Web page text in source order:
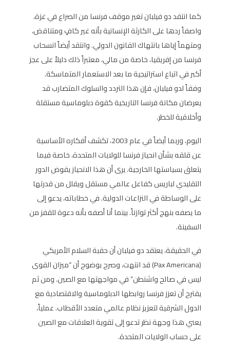
كما انتقد دو فيلبان تغير موقف فرنسا من الصراع في غزة،
واصفاً ردها على الكارثة الإنسانية بأنه غير كافٍ ومتناقض،
ومتهماً إياها بانتهاك القانون الدولي. وانتقد أيضاً انسحاب
فرنسا من إفريقيا، خاصة من مالي، معتبراً ذلك دليلاً على عجز
أكبر في اتباع استراتيجية ما بعد الاستعمار المتماسكة.
وفقاً لدو فيلبان، فإن هذا التردد والسلوك المتضارب قد
يعرضان مكانة فرنسا التاريخية كقوة دبلوماسية مستقلة
وأخلاقية للخطر.
اليوم، وربما أيضاً في عام 2003، تكشف أفكاره الأساسية
عن قلقه بشأن انحياز فرنسا للولايات المتحدة، خاصة فيما
يتعلق بسياستها الخارجية. يرى أن هذا الانحياز يقوض الدور
التقليدي لباريس كفاعل عالمي مستقل ويقلل من قدرتها
على الوساطة في النزاعات الدولية. في خطاباته، يدعو إلى
ما يصفه بنهج أكثر توازناً. بينما أنا أصفه بأنه دعوة للقفز من
السفينة.
في الحقيقة، يعتقد دو فيلبان أن حقبة السلام الأمريكي
(Pax Americana) قد انتهت، وصرح بوضوح أن “ميزان القوى
ليس في صالح واشنطن” في مواجهتها مع الصين. ومن ثم
يقترح أن تعزز فرنسا روابطها الدبلوماسية والاقتصادية مع
الدول الشرقية لتعزيز نظام عالمي متعدد الأقطاب. عملياً،
يعني هذا وجهة نظر تدعو إلى تقوية العلاقات مع الصين
على حساب الولايات المتحدة.